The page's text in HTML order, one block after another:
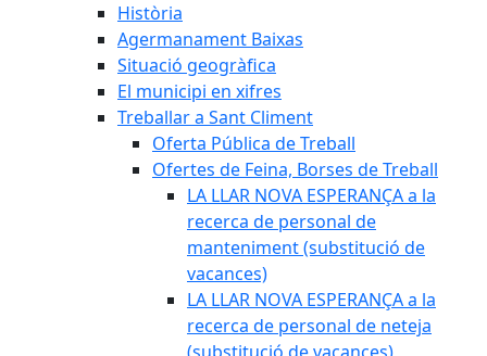
Història
Agermanament Baixas
Situació geogràfica
El municipi en xifres
Treballar a Sant Climent
Oferta Pública de Treball
Ofertes de Feina, Borses de Treball
LA LLAR NOVA ESPERANÇA a la
recerca de personal de
manteniment (substitució de
vacances)
LA LLAR NOVA ESPERANÇA a la
recerca de personal de neteja